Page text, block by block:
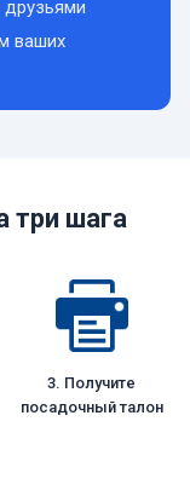
ваших
три шага
3. Получите
посадочный талон